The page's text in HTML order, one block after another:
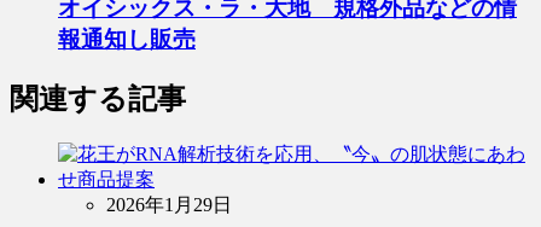
オイシックス・ラ・大地 規格外品などの情
報通知し販売
関連する記事
2026年1月29日